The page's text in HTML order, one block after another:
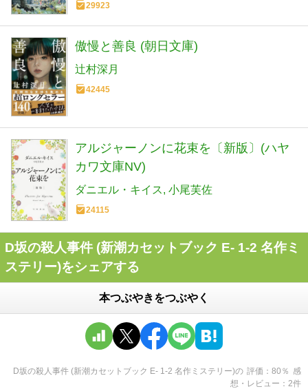
29923
傲慢と善良 (朝日文庫)
辻村深月
42445
アルジャーノンに花束を〔新版〕(ハヤ
カワ文庫NV)
ダニエル・キイス 小尾芙佐
24115
D坂の殺人事件 (新潮カセットブック E- 1-2 名作ミ
ステリー)をシェアする
本つぶやきをつぶやく
D坂の殺人事件 (新潮カセットブック E- 1-2 名作ミステリー)の 評価 80 ％ 感
想・レビュー
2件